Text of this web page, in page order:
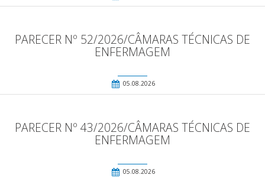
PARECER Nº 52/2026/CÂMARAS TÉCNICAS DE
ENFERMAGEM
05.08.2026
PARECER Nº 43/2026/CÂMARAS TÉCNICAS DE
ENFERMAGEM
05.08.2026